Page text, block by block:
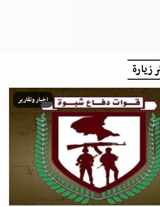
زيارة
اخبار وتقارير